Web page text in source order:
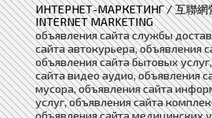
ИНТЕРНЕТ-МАРКЕТИНГ / 互聯網
INTERNET MARKETING
объявления сайта службы
сайта автокурьера, объявления
объявления сайта бытовых
сайта видео аудио, объявления
мусора, объявления сайта
услуг, объявления сайта
объявления сайта медицинских